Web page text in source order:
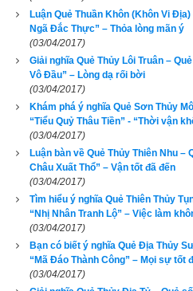
"Đáy biển mò trăng thật uổng
Hiện thời vận số, còn lao đao.
Giao dịch xuất hành đều bất lợi,
Của mất người đi, chẳng thấy
Truyện cổ: Ngày xưa, Khương
thường có ý muốn diệt Nguỵ, đã
nhiên, Khương Duy chẳng
Nguỵ mà còn bị Nguỵ tiêu
sông mò trăng”, thật là “Uổng
Lời bàn: Mò trăng đáy biển chỉ
không bao giờ thành công.
động này là sai địa điểm, nhầm
Luận Quẻ Thuần Khôn (Khôn Vi
Ngã Đắc Thực” – Thỏa lòng mãn ý
(03/04/2017)
Giải nghĩa Quẻ Thủy Lôi Truân –
Vô Đầu” – Lòng dạ rối bời
(03/04/2017)
Khám phá ý nghĩa Quẻ Sơn Thủy
“Tiểu Quỷ Thâu Tiền” - “Thời vận
(03/04/2017)
Luận bàn về Quẻ Thủy Thiên Nhu –
Châu Xuất Thổ” – Vận tốt đã đến
(03/04/2017)
Tìm hiểu ý nghĩa Quẻ Thiên Thủy
“Nhị Nhân Tranh Lộ” – Việc làm
(03/04/2017)
Bạn có biết ý nghĩa Quẻ Địa Thủy
“Mã Đáo Thành Công” – Mọi sự tốt
(03/04/2017)